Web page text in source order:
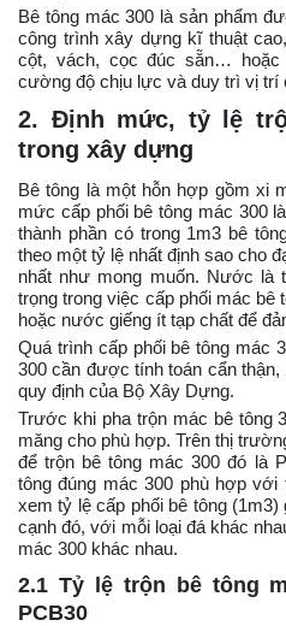
Bê tông mác 300 là sản phẩm
công trình xây dựng kĩ thuật
cột, vách, cọc đúc sẵn…
cường độ chịu lực và duy trì vị trí
2. Định mức, tỷ lệ
trong xây dựng
Bê tông là một hỗn hợp gồm xi
mức cấp phối bê tông mác 300
thành phần có trong 1m3 bê
theo một tỷ lệ nhất định sao cho
nhất như mong muốn. Nước là
trọng trong việc cấp phối mác
hoặc nước giếng ít tạp chất để
Quá trình cấp phối bê tông mác
300 cần được tính toán cẩn
quy định của Bộ Xây Dựng.
Trước khi pha trộn mác bê tông
măng cho phù hợp. Trên thị
để trộn bê tông mác 300 đó là
tông đúng mác 300 phù hợp
xem tỷ lệ cấp phối bê tông
cạnh đó, với mỗi loại đá khác
mác 300 khác nhau.
2.1 Tỷ lệ trộn bê tông
PCB30